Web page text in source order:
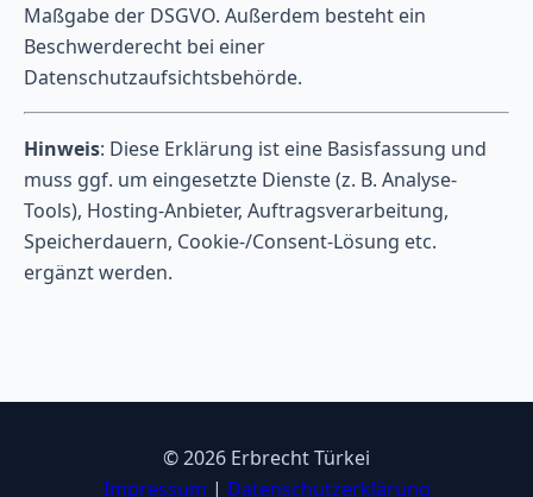
Maßgabe der DSGVO. Außerdem besteht ein
Beschwerderecht bei einer
Datenschutzaufsichtsbehörde.
Hinweis: Diese Erklärung ist eine Basisfassung und
muss ggf. um eingesetzte Dienste (z. B. Analyse-
Tools), Hosting-Anbieter, Auftragsverarbeitung,
Speicherdauern, Cookie-/Consent-Lösung etc.
ergänzt werden.
© 2026 Erbrecht Türkei
Impressum | Datenschutzerklärung